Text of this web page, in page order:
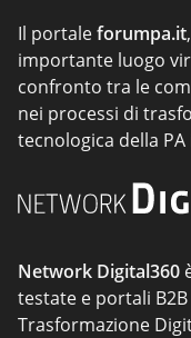
Il portaleforumpa.it
importante luogo
confronto tra le
nei processi di
tecnologica della PA
Network Digital360
testate e portali
Trasformazione